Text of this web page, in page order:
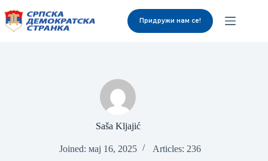
Изабрани представници
Придружи нам се!
Saša Kljajić
Joined: мај 16, 2025 Articles: 236